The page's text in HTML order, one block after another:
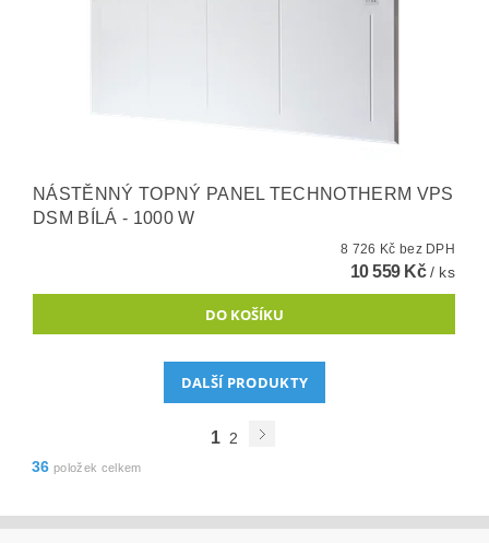
NÁSTĚNNÝ TOPNÝ PANEL TECHNOTHERM VPS
DSM BÍLÁ - 1000 W
8 726 Kč bez DPH
10 559 Kč/ ks
DALŠÍ PRODUKTY
1 2
36 položek celkem